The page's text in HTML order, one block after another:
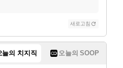
새로고침
늘의 치지직 오늘의 SOOP